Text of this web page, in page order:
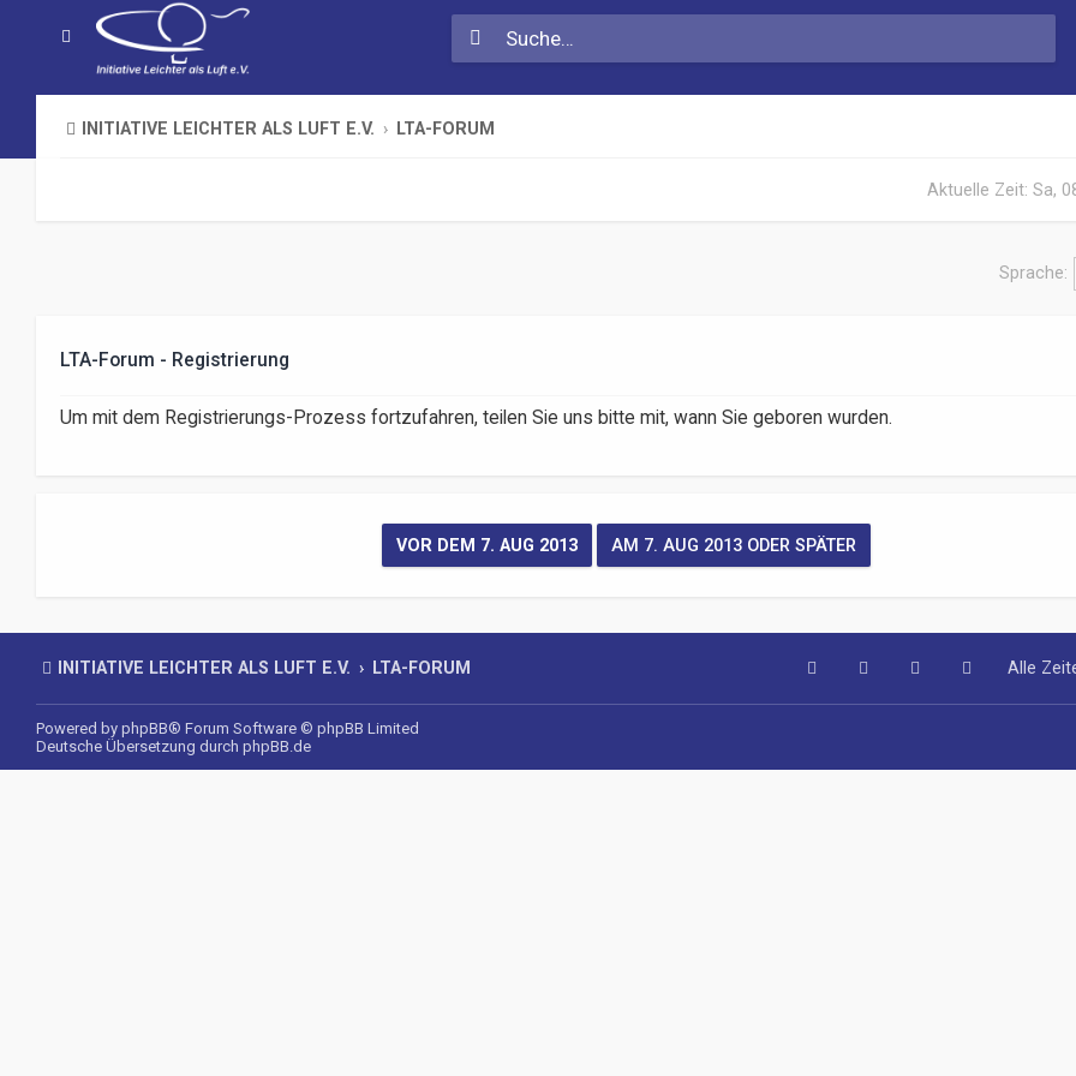
INITIATIVE LEICHTER ALS LUFT E.V. LTA-FORUM
Aktuelle Zeit: Sa,
Sprache:
LTA-Forum - Registrierung
Um mit dem Registrierungs-Prozess fortzufahren, teilen Sie uns bitte mit, wann Sie geboren wurden.
INITIATIVE LEICHTER ALS LUFT E.V. LTA-FORUM Alle
Powered by phpBB® Forum Software © phpBB Limited
Deutsche Übersetzung durch phpBB.de